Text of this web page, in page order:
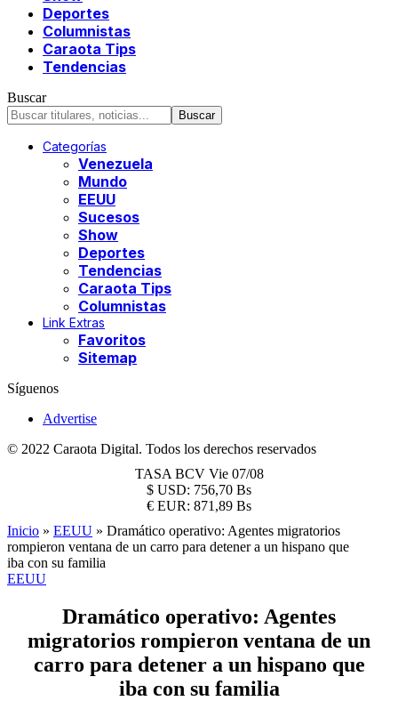
Deportes
Columnistas
Caraota Tips
Tendencias
Buscar
Categorías
Venezuela
Mundo
EEUU
Sucesos
Show
Deportes
Tendencias
Caraota Tips
Columnistas
Link Extras
Favoritos
Sitemap
Síguenos
Advertise
© 2022 Caraota Digital. Todos los derechos reservados
TASA BCV Vie 07/08
$ USD: 756,70 Bs
€ EUR: 871,89 Bs
Inicio » EEUU » Dramático operativo: Agentes migratorios
rompieron ventana de un carro para detener a un hispano que
iba con su familia
EEUU
Dramático operativo: Agentes
migratorios rompieron ventana de un
carro para detener a un hispano que
iba con su familia